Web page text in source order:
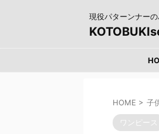
現役パターンナー
HOME > 子
ワンピース